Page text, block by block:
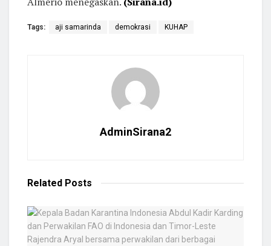
Tags: aji samarinda demokrasi KUHAP
AdminSirana2
Related Posts